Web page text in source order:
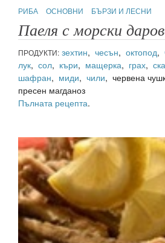
РИБА ОСНОВНИ БЪРЗИ И ЛЕСНИ
Паеля с морски
ПРОДУКТИ: зехтин, чесън, октопод,
лук, сол, къри, мащерка, грах,
шафран, миди, чили, червена
пресен магданоз
Пълната рецепта.